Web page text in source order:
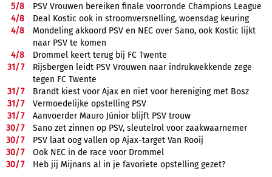
5/8
PSV Vrouwen bereiken finale voorronde Champions League
4/8
Deal Kostic ook in stroomversnelling, woensdag keuring
4/8
Mondeling akkoord PSV en NEC over Sano, ook Kostic lijkt
naar PSV te komen
4/8
Drommel keert terug bij FC Twente
31/7
Rijsbergen leidt PSV Vrouwen naar indrukwekkende zege
tegen FC Twente
31/7
Brandt kiest voor Ajax en niet voor hereniging met Bosz
31/7
Vermoedelijke opstelling PSV
31/7
Aanvoerder Mauro Júnior blijft PSV trouw
30/7
Sano zet zinnen op PSV, sleutelrol voor zaakwaarnemer
30/7
PSV laat oog vallen op Ajax-target Van Rooij
30/7
Ook NEC in de race voor Drommel
30/7 Heb jij Mijnans al in je favoriete opstelling gezet?